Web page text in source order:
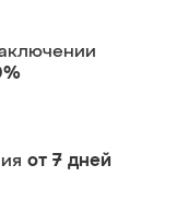
от 7 дней